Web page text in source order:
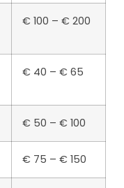
€ 100 – € 200
€ 40 – € 65
€ 50 – € 100
€ 75 – € 150